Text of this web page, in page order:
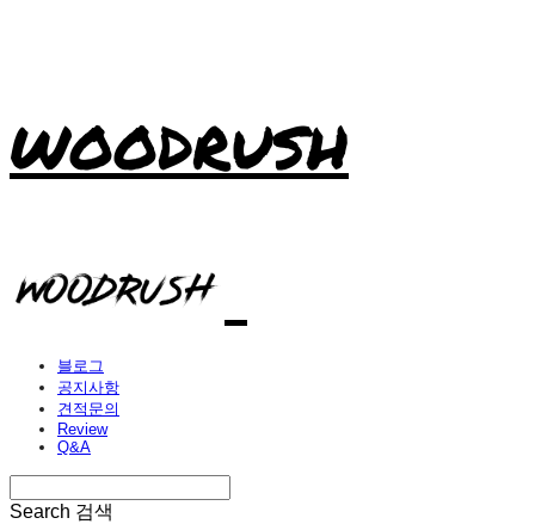
WOODRUSH
블로그
공지사항
견적문의
Review
Q&A
Search 검색